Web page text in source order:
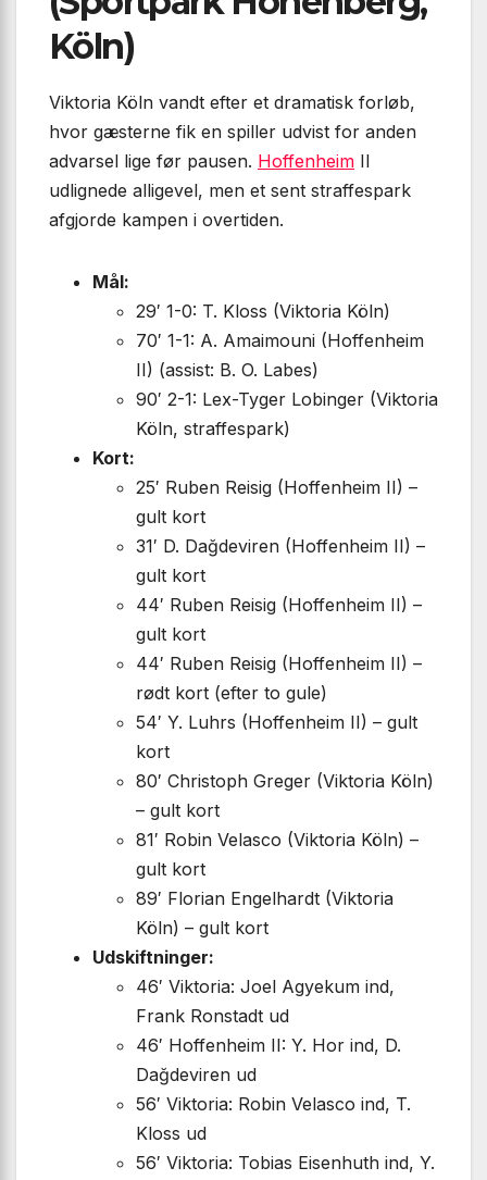
Köln)
Viktoria Köln vandt efter et dramatisk forløb,
hvor gæsterne fik en spiller udvist for anden
advarsel lige før pausen. Hoffenheim II
udlignede alligevel, men et sent straffespark
afgjorde kampen i overtiden.
Mål:
29′ 1-0: T. Kloss (Viktoria Köln)
70′ 1-1: A. Amaimouni (Hoffenheim
II) (assist: B. O. Labes)
90′ 2-1: Lex-Tyger Lobinger (Viktoria
Köln, straffespark)
Kort:
25′ Ruben Reisig (Hoffenheim II) –
gult kort
31′ D. Dağdeviren (Hoffenheim II) –
gult kort
44′ Ruben Reisig (Hoffenheim II) –
gult kort
44′ Ruben Reisig (Hoffenheim II) –
rødt kort (efter to gule)
54′ Y. Luhrs (Hoffenheim II) – gult
kort
80′ Christoph Greger (Viktoria Köln)
– gult kort
81′ Robin Velasco (Viktoria Köln) –
gult kort
89′ Florian Engelhardt (Viktoria
Köln) – gult kort
Udskiftninger:
46′ Viktoria: Joel Agyekum ind,
Frank Ronstadt ud
46′ Hoffenheim II: Y. Hor ind, D.
Dağdeviren ud
56′ Viktoria: Robin Velasco ind, T.
Kloss ud
56′ Viktoria: Tobias Eisenhuth ind, Y.